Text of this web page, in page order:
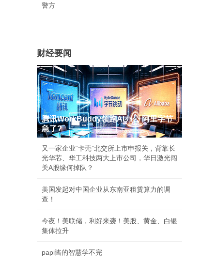
警方
财经要闻
腾讯WorkBuddy领跑AI办公 阿里字节
急了?
又一家企业“卡壳”北交所上市申报关，背靠长
光华芯、华工科技两大上市公司，华日激光闯
关A股缘何掉队？
美国发起对中国企业从东南亚租赁算力的调
查！
今夜！美联储，利好来袭！美股、黄金、白银
集体拉升
papi酱的智慧学不完